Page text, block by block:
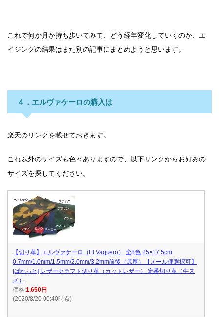
これで何か月か持ち歩いてみて、どう経年変化していくのか、エ
イジングの結果はまた別の記事にまとめようと思います。
４．エルヴァケーロの購入は
楽天のリンクを載せておきます。
これ以外のサイズも色々ありますので、以下リンクからお好みの
サイズを探してください。
【切り革】エルヴァケーロ（El Vaquero） 全8色 25×17.5cm
0.7mm/1.0mm/1.5mm/2.0mm/3.2mm前後（原厚）【メール便選択可】
[ぱれっと] レザークラフト切り革（カットレザー） 定番切り革（牛ヌ
メ）
価格:1,650円
(2020/8/20 00:40時点)